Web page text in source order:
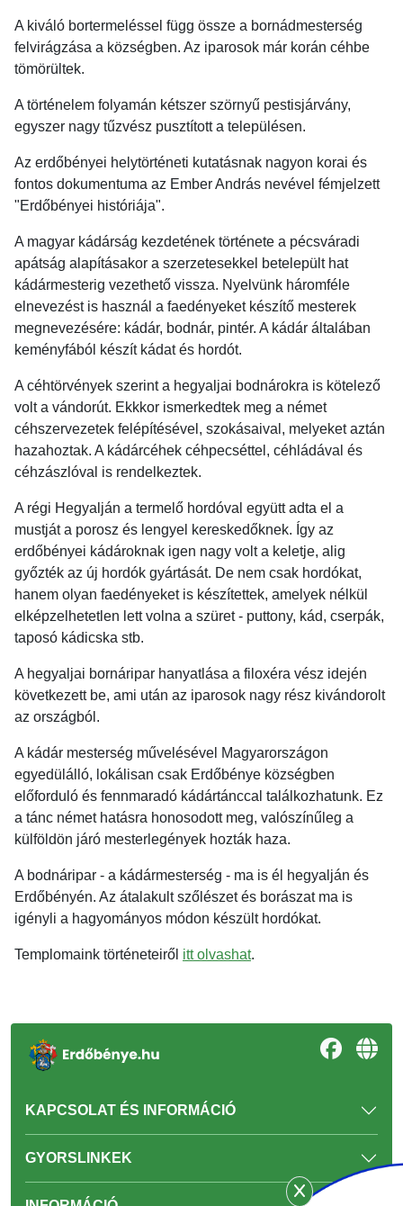
A kiváló bortermeléssel függ össze a bornádmesterség
felvirágzása a községben. Az iparosok már korán céhbe
tömörültek.
A történelem folyamán kétszer szörnyű pestisjárvány,
egyszer nagy tűzvész pusztított a településen.
Az erdőbényei helytörténeti kutatásnak nagyon korai és
fontos dokumentuma az Ember András nevével fémjelzett
"Erdőbényei históriája".
A magyar kádárság kezdetének története a pécsváradi
apátság alapításakor a szerzetesekkel betelepült hat
kádármesterig vezethető vissza. Nyelvünk háromféle
elnevezést is használ a faedényeket készítő mesterek
megnevezésére: kádár, bodnár, pintér. A kádár általában
keményfából készít kádat és hordót.
A céhtörvények szerint a hegyaljai bodnárokra is kötelező
volt a vándorút. Ekkkor ismerkedtek meg a német
céhszervezetek felépítésével, szokásaival, melyeket aztán
hazahoztak. A kádárcéhek céhpecséttel, céhládával és
céhzászlóval is rendelkeztek.
A régi Hegyalján a termelő hordóval együtt adta el a
mustját a porosz és lengyel kereskedőknek. Így az
erdőbényei kádároknak igen nagy volt a keletje, alig
győzték az új hordók gyártását. De nem csak hordókat,
hanem olyan faedényeket is készítettek, amelyek nélkül
elképzelhetetlen lett volna a szüret - puttony, kád, cserpák,
taposó kádicska stb.
A hegyaljai bornáripar hanyatlása a filoxéra vész idején
következett be, ami után az iparosok nagy rész kivándorolt
az országból.
A kádár mesterség művelésével Magyarországon
egyedülálló, lokálisan csak Erdőbénye községben
előforduló és fennmaradó kádártánccal találkozhatunk. Ez
a tánc német hatásra honosodott meg, valószínűleg a
külföldön járó mesterlegények hozták haza.
A bodnáripar - a kádármesterség - ma is él hegyalján és
Erdőbényén. Az átalakult szőlészet és borászat ma is
igényli a hagyományos módon készült hordókat.
Templomaink történeteiről itt olvashat.
KAPCSOLAT ÉS INFORMÁCIÓ
GYORSLINKEK